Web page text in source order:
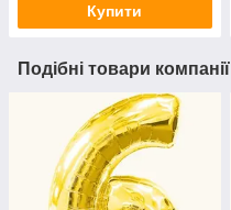
Купити
Подібні товари компанії